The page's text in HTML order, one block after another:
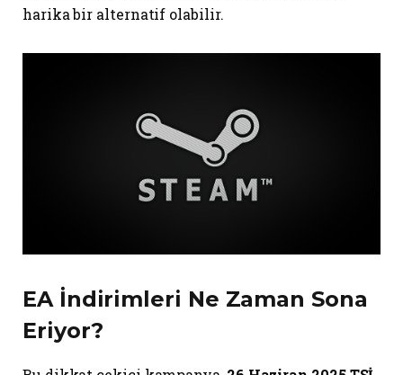
harika bir alternatif olabilir.
EA İndirimleri Ne Zaman Sona
Eriyor?